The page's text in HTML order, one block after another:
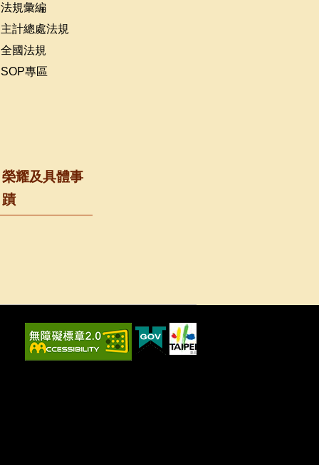
法規彙編
主計總處法規
全國法規
SOP專區
榮耀及具體事
蹟